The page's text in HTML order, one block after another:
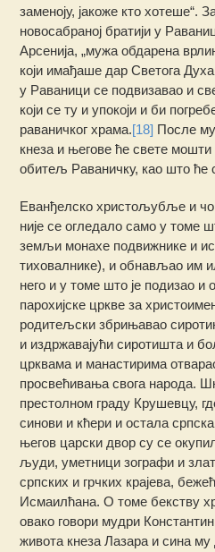
заменоју, јакоже кто хотеше“.
новосабраној братији у
Арсенија, „мужа обдарена
који имађаше дар Светога
у Раваници се подвизавао и
који се ту и упокоји и би
раваничког храма.[18] После
кнеза и његове ће свете
обитељ Раваничку, као што ће
Еванђелско христољубље и
није се огледало само у томе
земљи монахе подвижнике и
тиховалнике), и обнављао им
него и у томе што је подизао
парохијске цркве за
родитељски збрињавао
и издржавајући сиротишта и
црквама и манастирима
просвећивања свога народа.
престолном граду Крушевцу,
синови и кћери и остала
његов царски двор су се
људи, уметници зографи и
српских и грчких крајева,
Исмаилћана. О томе бекству
овако говори мудри
живота кнеза Лазара и сина